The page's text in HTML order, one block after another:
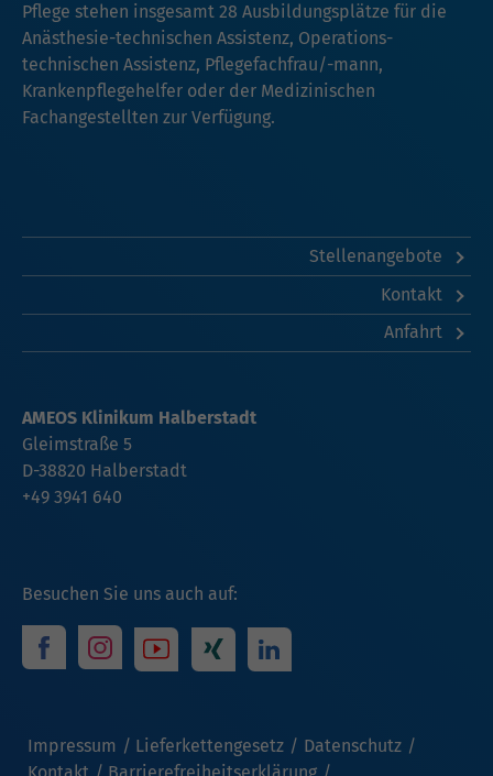
Pflege stehen insgesamt 28 Ausbildungsplätze für die
Anästhesie-technischen Assistenz, Operations-
technischen Assistenz, Pflegefachfrau/-mann,
Krankenpflegehelfer oder der Medizinischen
Fachangestellten zur Verfügung.
Stellenangebote
Kontakt
Anfahrt
Besuchen Sie uns auch auf:
Impressum Lieferkettengesetz
Datenschutz
AMEOS Klinikum Halberstadt
Gleimstraße 5
D-38820 Halberstadt
+49 3941 640